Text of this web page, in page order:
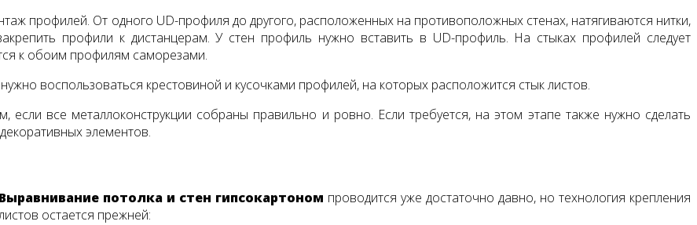
профилей. От одного UD-профиля до другого, расположенных на противоположных стенах, натягиваются нитки,
профили к дистанцерам. У стен профиль нужно вставить в UD-профиль. На стыках профилей следует
к обоим профилям саморезами.
воспользоваться крестовиной и кусочками профилей, на которых расположится стык листов.
если все металлоконструкции собраны правильно и ровно. Если требуется, на этом этапе также нужно сделать
элементов.
Выравнивание потолка и стен гипсокартоном проводится уже достаточно давно, но технология крепления
остается прежней: